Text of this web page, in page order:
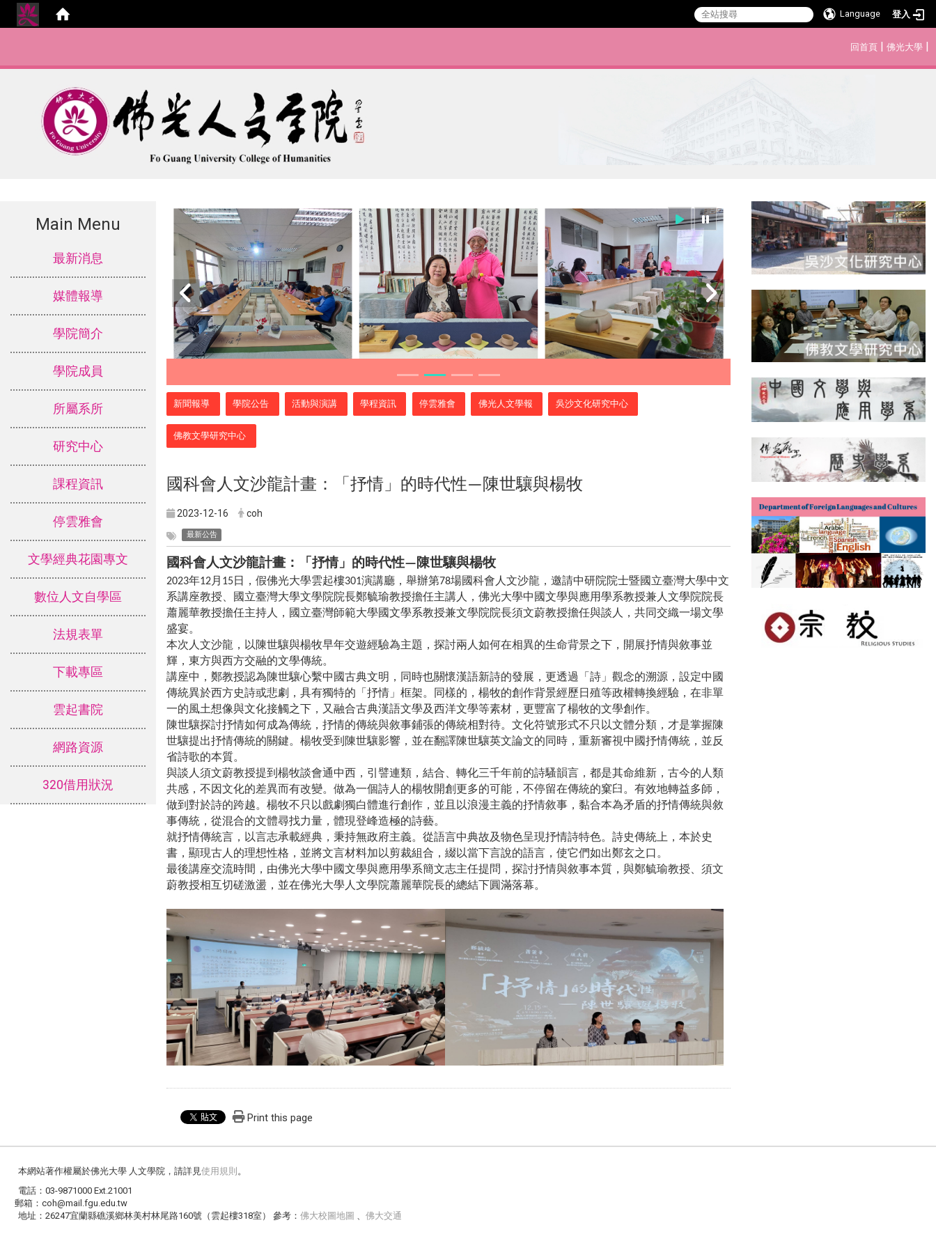
Language 登入
回首頁 | 佛光大學 |
Main Menu
最新消息
媒體報導
學院簡介
學院成員
所屬系所
研究中心
課程資訊
停雲雅會
文學經典花園專文
數位人文自學區
法規表單
下載專區
雲起書院
網路資源
320借用狀況
新聞報導 學院公告 活動與演講 學程資訊 停雲雅會 佛光人文學報 吳沙文化研究中心
佛教文學研究中心
國科會人文沙龍計畫：「抒情」的時代性— 陳世驤與楊牧
2023-12-16 coh
最新公告
國科會人文沙龍計畫：「抒情」的時代性— 陳世驤與楊牧
2023年12月 15日，假佛光大學雲起樓301演講廳，舉辦第78場國科會人文沙龍，邀請中研院院士暨國立臺灣大學中文
系講座教授、國立臺灣大學文學院院長鄭毓瑜教授擔任主講人，佛光大學中國文學與應用學系教授兼人文學院院長
蕭麗華教授擔任主持人，國立臺灣師範大學國文學系教授兼文學院院長須文蔚教授擔任與談人，共同交織一場文學
盛宴。
本次人文沙龍，以陳世驤與楊牧早年交遊經驗為主題，探討兩人如何在相異的生命背景之下，開展抒情與敘事並
輝，東方與西方交融的文學傳統。
講座中，鄭教授認為陳世驤心繫中國古典文明，同時也關懷漢語新詩的發展，更透過「詩」觀念的溯源，設定中國
傳統異於西方史詩或悲劇，具有獨特的「抒情」框架。同樣的，楊牧的創作背景經歷日殖等政權轉換經驗，在非單
一的風土想像與文化接觸之下，又融合古典漢語文學及西洋文學等素材，更豐富了楊牧的文學創作。
陳世驤探討抒情如何成為傳統，抒情的傳統與敘事鋪張的傳統相對待。文化符號形式不只以文體分類，才是掌握陳
世驤提出抒情傳統的關鍵。楊牧受到陳世驤影響，並在翻譯陳世驤英文論文的同時，重新審視中國抒情傳統，並反
省詩歌的本質。
與談人須文蔚教授提到楊牧談會通中西，引譬連類，結合、轉化三千年前的詩騷韻言，都是其命維新，古今的人類
共感，不因文化的差異而有改變。做為一個詩人的楊牧開創更多的可能，不停留在傳統的窠臼。有效地轉益多師，
做到對於詩的跨越。楊牧不只以戲劇獨白體進行創作，並且以浪漫主義的抒情敘事，黏合本為矛盾的抒情傳統與敘
事傳統，從混合的文體尋找力量，體現登峰造極的詩藝。
就抒情傳統言，以言志承載經典，秉持無政府主義。從語言中典故及物色呈現抒情詩特色。詩史傳統上，本於史
書，顯現古人的理想性格，並將文言材料加以剪裁組合，綴以當下言說的語言，使它們如出鄭玄之口。
最後講座交流時間，由佛光大學中國文學與應用學系簡文志主任提問，探討抒情與敘事本質，與鄭毓瑜教授、須文
蔚教授相互切磋激盪，並在佛光大學人文學院蕭麗華院長的總結下圓滿落幕。
Print this page
本網站著作權屬於佛光大學 人文學院，請詳見使用規則 。
電話：03-9871000 Ext.21001
郵箱：coh@mail.fgu.edu.tw
地址：26247宜蘭縣礁溪鄉林美村林尾路160號（雲起樓318室） 參考： 佛大校圖地圖 、 佛大交通